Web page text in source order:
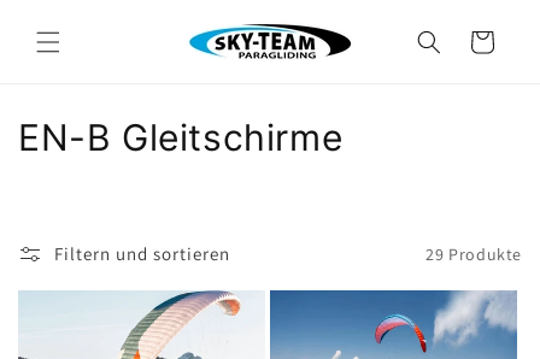
zum
Inhalt
Warenkorb
K
EN-B Gleitschirme
Filtern und sortieren 29 Produkte